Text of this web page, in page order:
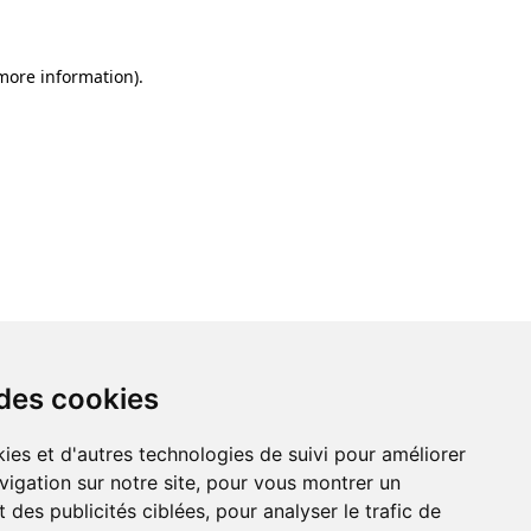
cookies
et d'autres technologies de suivi pour améliorer
sur notre site, pour vous montrer un
des publicités ciblées, pour analyser le trafic de
cookies
et d'autres technologies de suivi pour améliorer
sur notre site, pour vous montrer un
des publicités ciblées, pour analyser le trafic de
information).